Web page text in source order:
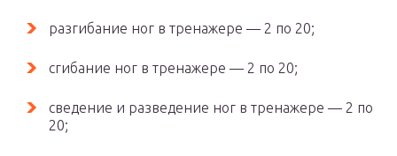
разгибание ног в тренажере — 2 по 20;
сгибание ног в тренажере — 2 по 20;
сведение и разведение ног в тренажере — 2 по
20;